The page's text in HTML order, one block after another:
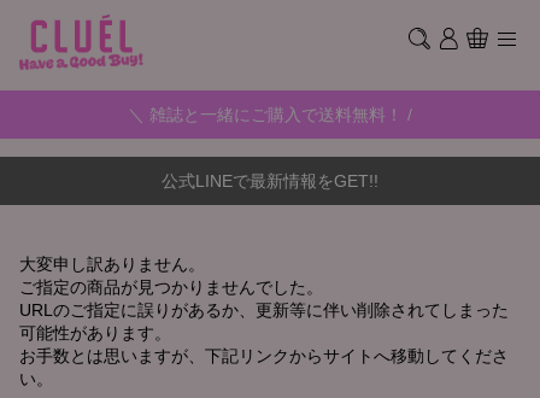
＼ 雑誌と一緒にご購入で送料無料！ /
公式LINEで最新情報をGET!!
大変申し訳ありません。
ご指定の商品が見つかりませんでした。
URLのご指定に誤りがあるか、更新等に伴い削除されてしまった
可能性があります。
お手数とは思いますが、下記リンクからサイトへ移動してくださ
い。